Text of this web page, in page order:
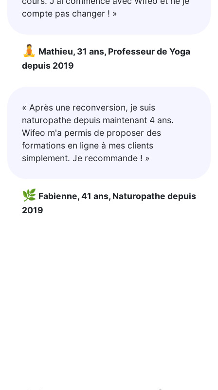
compte pas changer ! »
🧘 Mathieu, 31 ans, Professeur de Yoga
depuis 2019
« Après une reconversion, je suis
naturopathe depuis maintenant 4 ans.
Wifeo m'a permis de proposer des
formations en ligne à mes clients
simplement. Je recommande ! »
🌿 Fabienne, 41 ans, Naturopathe depuis
2019